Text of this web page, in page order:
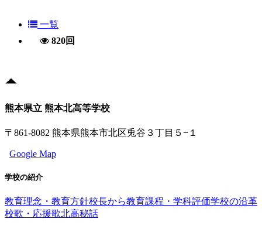
一覧
820回
熊本県立 熊本北高等学校
〒861-8082 熊本県熊本市北区兎谷３丁目５−１
Google Map
学校の紹介
教育理念・教育方針校長から教育課程・学科評価学校の沿革
校歌・応援歌北高秘話